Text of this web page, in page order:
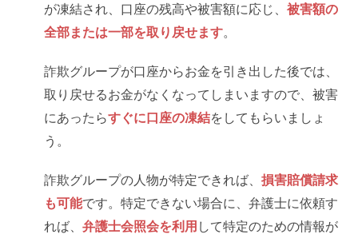
が凍結され、口座の残高や被害額に応じ、 被害額の
全部または一部を取り戻せます。
詐欺グループが口座からお金を引き出した後では、
取り戻せるお金がなくなってしまいますので、被害
にあったらすぐに口座の凍結をしてもらいましょ
う。
詐欺グループの人物が特定できれば、 損害賠償請求
も可能です。特定できない場合に、弁護士に依頼す
れば、 弁護士会照会を利用 して特定のための情報が